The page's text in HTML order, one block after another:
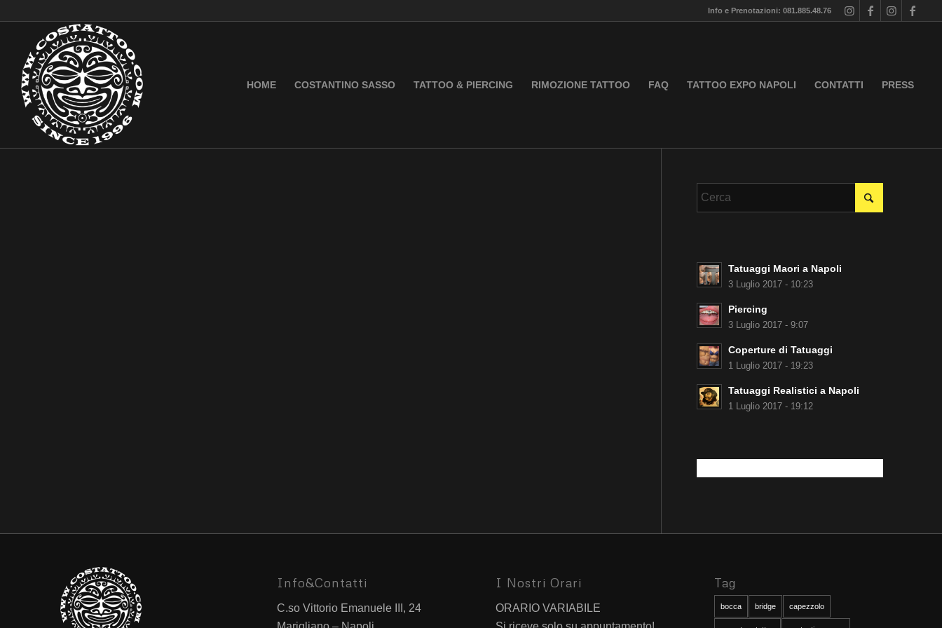
Info e Prenotazioni: 081.885.48.76
HOME COSTANTINO SASSO TATTOO & PIERCING RIMOZIONE TATTOO FAQ TATTOO EXPO NAPOLI CONTATTI PRESS
Tatuaggi Maori a Napoli
3 Luglio 2017 - 10:23
Piercing
3 Luglio 2017 - 9:07
Coperture di Tatuaggi
1 Luglio 2017 - 19:23
Tatuaggi Realistici a Napoli
1 Luglio 2017 - 19:12
Info&Contatti
C.so Vittorio Emanuele III, 24
I Nostri Orari
ORARIO VARIABILE
Tag
bocca bridge capezzolo